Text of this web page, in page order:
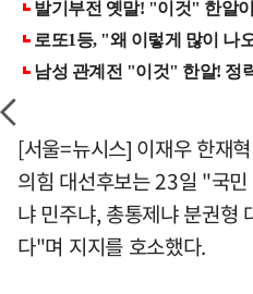
[서울=뉴시스] 이재우 한재
의힘 대선후보는 23일 "국
냐 민주냐, 총통제냐 분권형
다"며 지지를 호소했다.